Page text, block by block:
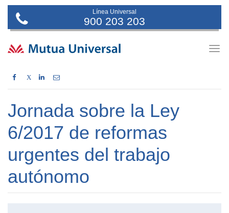
Línea Universal
900 203 203
X
Jornada sobre la Ley
6/2017 de reformas
urgentes del trabajo
autónomo